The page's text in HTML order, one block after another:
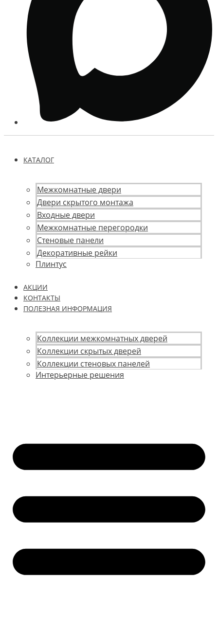
КАТАЛОГ
Межкомнатные двери
Двери скрытого монтажа
Входные двери
Межкомнатные перегородки
Стеновые панели
Декоративные рейки
Плинтус
АКЦИИ
КОНТАКТЫ
ПОЛЕЗНАЯ ИНФОРМАЦИЯ
Коллекции межкомнатных дверей
Коллекции скрытых дверей
Коллекции стеновых панелей
Интерьерные решения